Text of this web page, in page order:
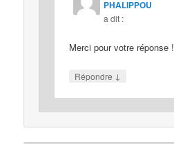
PHALIPPOU
a dit :
Merci pour votre réponse !
Répondre ↓